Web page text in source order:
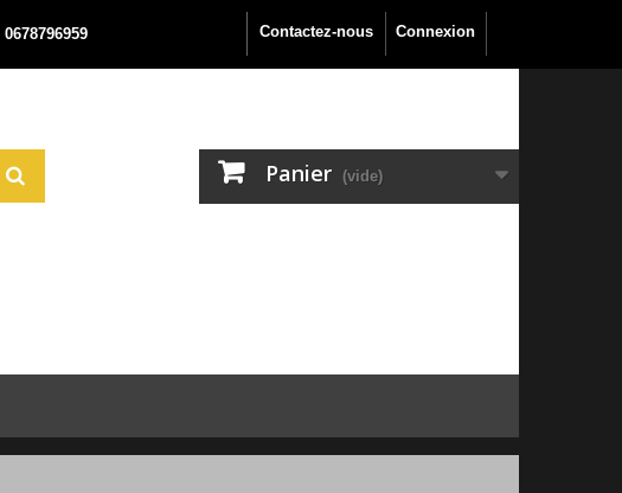
Connexion
Contactez-nous
0678796959
Panier (vide)